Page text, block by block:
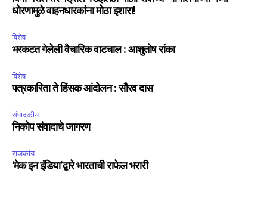
धोरणामुळे वाहनधारकांना मोठा इशारा!
विशेष
भरकटत गेलेली वैचारिक वाटचाल : आशुतोष रांका
विशेष
पत्रकारिता ते हिंसक आंदोलन : सौरव दास
संपादकीय
निकोप संवादाचे जागरण
राजकीय
‘मेक इन इंडिया’द्वारे भारताची राफेल भरारी